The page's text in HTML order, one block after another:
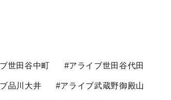
世田谷中町 #アライブ世田谷代田
品川大井 #アライブ武蔵野御殿山